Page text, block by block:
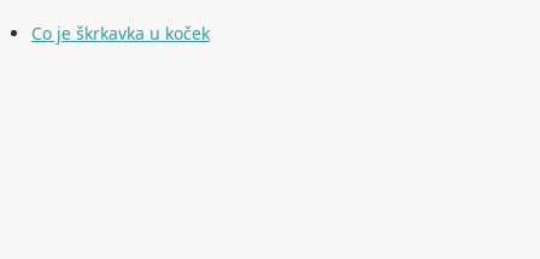
Co je škrkavka u koček